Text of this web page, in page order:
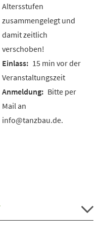
Altersstufen
zusammengelegt und
damit zeitlich
verschoben!
15 min vor der
Veranstaltungszeit
Bitte per
Mail an
info@tanzbau.de.